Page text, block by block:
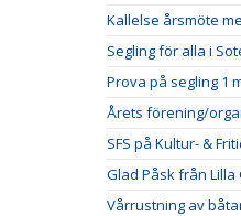
Kallelse årsmöte
Segling för alla i
Prova på segling 1
Årets förening/
SFS på Kultur- &
Glad Påsk från Lilla
Vårrustning av